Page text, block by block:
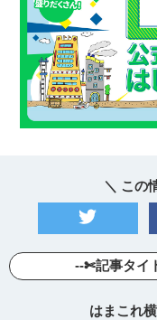
＼ この
--✄記事タイ
はまこれ